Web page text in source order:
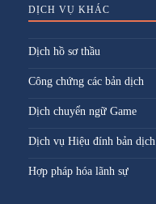
DỊCH VỤ KHÁC
Dịch hồ sơ thầu
Công chứng các bản dịch
Dịch chuyển ngữ Game
Dịch vụ Hiệu đính bản dịch
Hợp pháp hóa lãnh sự